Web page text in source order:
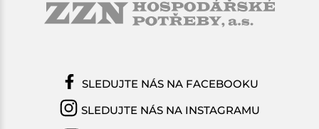
SLEDUJTE NÁS NA FACEBOOKU
SLEDUJTE NÁS NA INSTAGRAMU